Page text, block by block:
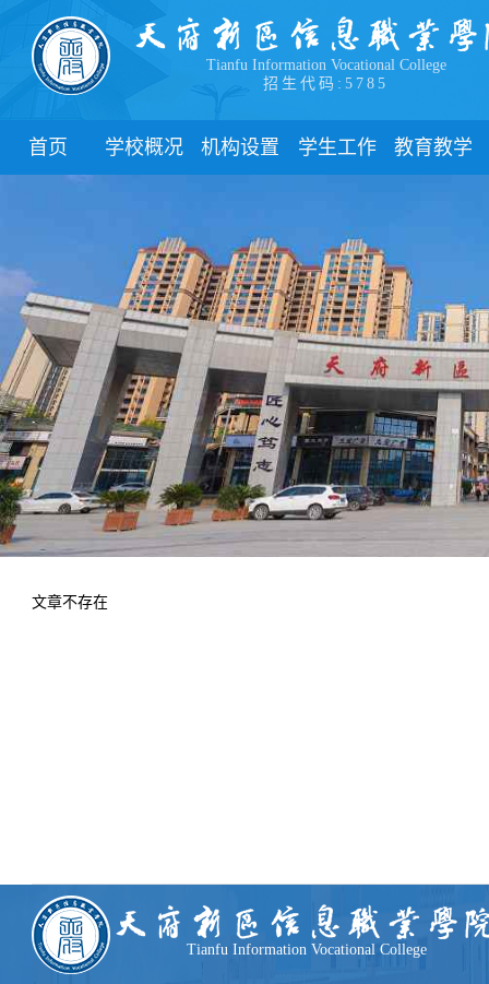
Tianfu Information Vocational College
招生代码:5785
首页 学校概况
学院领导
办学理念
办学特色
校园风貌
机构设置
职能部门
学生工作
新闻动态
团委
管理制度
学生风采
心理健康
学生资助
下载中心
联系我们
教育教学
教学制度
教学通知
教学动态
实践教学
专业建设
课程建设
教学改革
学术交流
文章不存在
Tianfu Information Vocational College